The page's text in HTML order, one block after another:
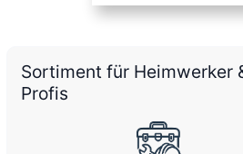
Sortiment für Heimwerker
Profis